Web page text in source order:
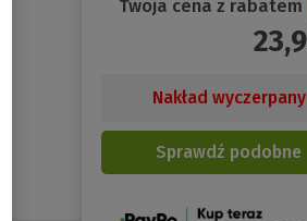
Twoja cena z rabatem
Nakład wyczerpany
Sprawdź podobne